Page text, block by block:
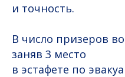
и точность.
В число призеров
заняв 3 место
в эстафете по